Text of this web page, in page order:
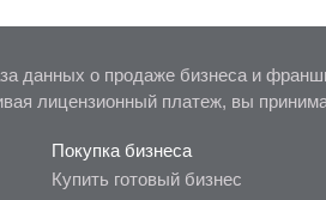
данных о продаже бизнеса и
лицензионный платеж, вы
Покупка бизнеса
Купить готовый бизнес